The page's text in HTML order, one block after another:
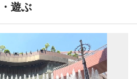
遊ぶ